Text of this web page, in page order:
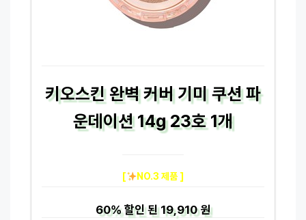
키오스킨 완벽 커버 기미 쿠션 파
운데이션 14g 23호 1개
[ NO.3 제품 ]
60%할인 된19,910 원